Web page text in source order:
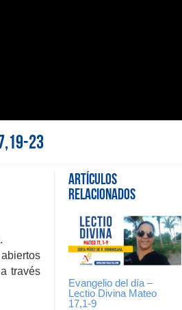
23
Artículos
Relacionados
Evangelio del día –
Lectio Divina Mateo
17,1-9
través